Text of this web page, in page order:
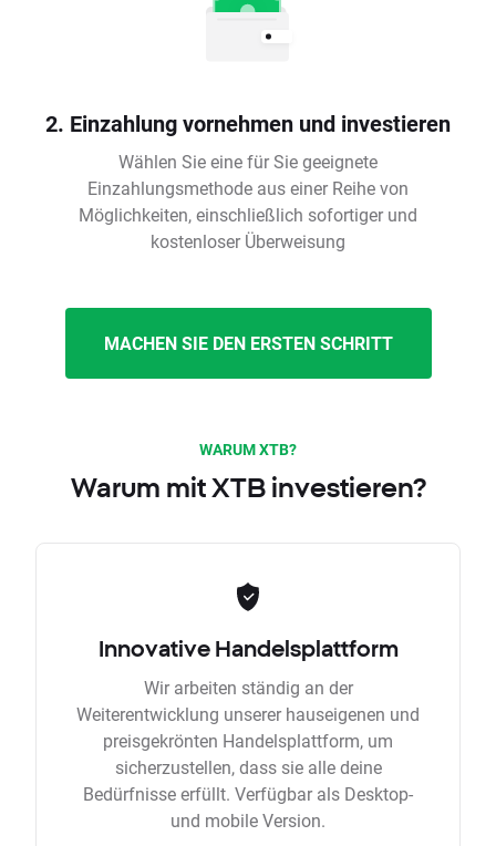
2. Einzahlung vornehmen und investieren
Wählen Sie eine für Sie geeignete
Einzahlungsmethode aus einer Reihe von
Möglichkeiten, einschließlich sofortiger und
kostenloser Überweisung
MACHEN SIE DEN ERSTEN SCHRITT
WARUM XTB?
Warum mit XTB investieren?
Innovative Handelsplattform
Wir arbeiten ständig an der
Weiterentwicklung unserer hauseigenen und
preisgekrönten Handelsplattform, um
sicherzustellen, dass sie alle deine
Bedürfnisse erfüllt. Verfügbar als Desktop-
und mobile Version.